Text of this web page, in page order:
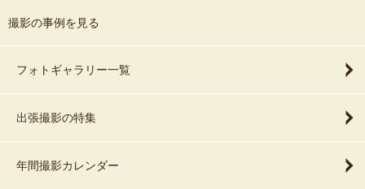
撮影の事例を見る
フォトギャラリー一覧
出張撮影の特集
年間撮影カレンダー